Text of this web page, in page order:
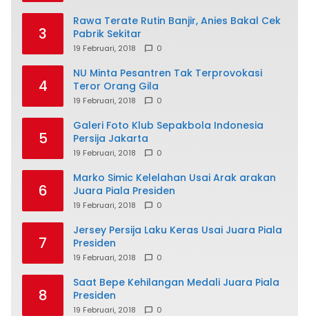
3
Rawa Terate Rutin Banjir, Anies Bakal Cek
Pabrik Sekitar
19 Februari, 2018 0
4
NU Minta Pesantren Tak Terprovokasi
Teror Orang Gila
19 Februari, 2018 0
5
Galeri Foto Klub Sepakbola Indonesia
Persija Jakarta
19 Februari, 2018 0
6
Marko Simic Kelelahan Usai Arak arakan
Juara Piala Presiden
19 Februari, 2018 0
7
Jersey Persija Laku Keras Usai Juara Piala
Presiden
19 Februari, 2018 0
8
Saat Bepe Kehilangan Medali Juara Piala
Presiden
19 Februari, 2018 0